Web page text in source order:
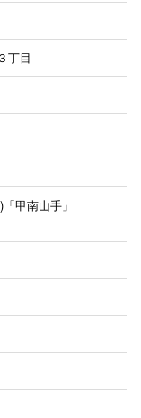
丁目
甲南山手」